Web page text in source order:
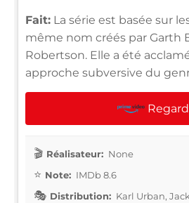
Fait: La série est basée sur
même nom créés par Garth
Robertson. Elle a été
approche subversive du
Réalisateur: None
Note: IMDb 8.6
Distribution: Karl Urban,